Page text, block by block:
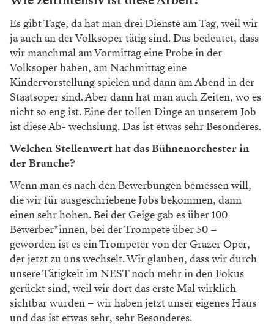
Es gibt Tage, da hat man drei Dienste am Tag, weil wir
ja auch an der Volksoper tätig sind. Dasbedeutet, dass
wir manchmal am Vormittag eineProbe in der
Volksoper haben, am Nachmittageine
Kindervorstellung spielen und dann amAbend in der
Staatsoper sind. Aber dann hatman auch Zeiten, wo es
nicht so eng ist. Eineder tollen Dinge an unserem Job
ist diese Ab- wechslung. Das ist etwas sehr Besonderes.
Welchen Stellenwert hat das Bühnenorchester in
der Branche?
Wenn man es nach den Bewerbungen bemessenwill,
die wir für ausgeschriebene Jobs bekommen, dann
einen sehr hohen. Bei der Geige gab esüber 100
Bewerber*innen, bei der Trompeteüber 50 –
geworden ist es ein Trompeter vonder Grazer Oper,
der jetzt zu uns wechselt. Wirglauben, dass wir durch
unsere Tätigkeit imNEST noch mehr in den Fokus
gerückt sind, weil wir dort das erste Mal wirklich
sichtbarwurden – wir haben jetzt unser eigenes Haus
und das ist etwas sehr, sehr Besonderes.